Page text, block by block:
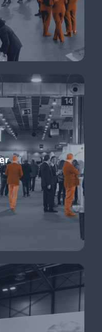
centradas en temas de
futuro del sector que
esquina!